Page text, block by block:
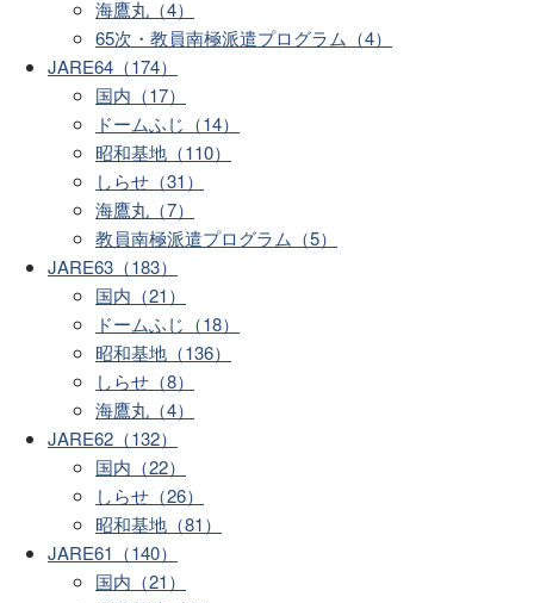
海鷹丸（4）
65次・教員南極派遣プログラム（4）
JARE64（174）
国内（17）
ドームふじ（14）
昭和基地（110）
しらせ（31）
海鷹丸（7）
教員南極派遣プログラム（5）
JARE63（183）
国内（21）
ドームふじ（18）
昭和基地（136）
しらせ（8）
海鷹丸（4）
JARE62（132）
国内（22）
しらせ（26）
昭和基地（81）
JARE61（140）
国内（21）